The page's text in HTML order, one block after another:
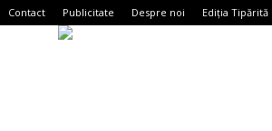
Contact Publicitate Despre noi Ediția Tipărită